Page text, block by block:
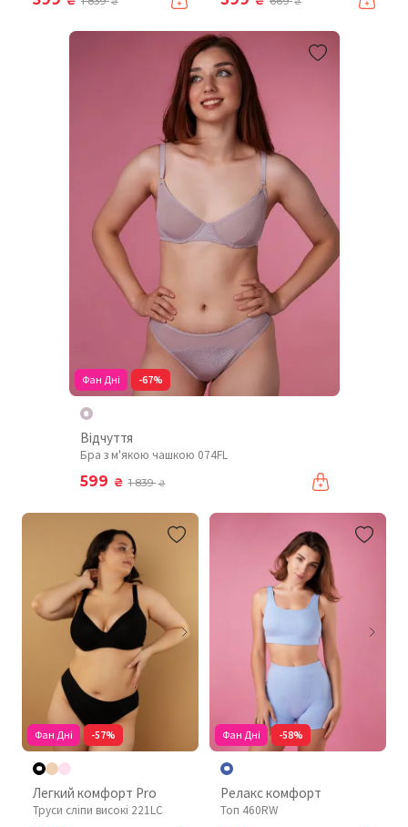
Фан Дні -67%
Відчуття
Бра з м'якою чашкою 074FL
599 ₴ 1 839₴
Фан Дні -57%
Легкий комфорт Pro
Труси сліпи високі 221LC
Фан Дні -58%
Релакс комфорт
Топ 460RW